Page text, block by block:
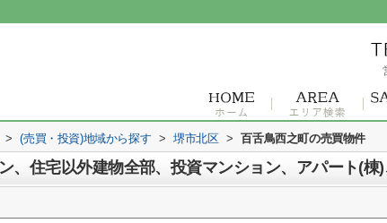
> (売買・投資)地域から探す > 堺市北区 > 百舌鳥西之町の売買物件
、住宅以外建物全部、投資マンション、アパート(棟